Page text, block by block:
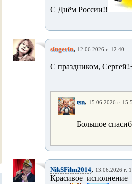
С Днём России!!
singerin, 12.06.2026 г. 12:40
С праздником,
tsn, 15.06.2026 г.
Большое
NikSFilm2014, 13.06.2026 г.
Красивое исполнение